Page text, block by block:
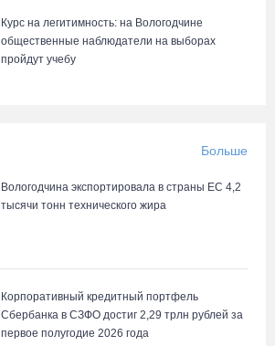
Курс на легитимность: на Вологодчине
общественные наблюдатели на выборах
пройдут учебу
Больше
Вологодчина экспортировала в страны ЕС 4,2
тысячи тонн технического жира
Корпоративный кредитный портфель
Сбербанка в СЗФО достиг 2,29 трлн рублей за
первое полугодие 2026 года